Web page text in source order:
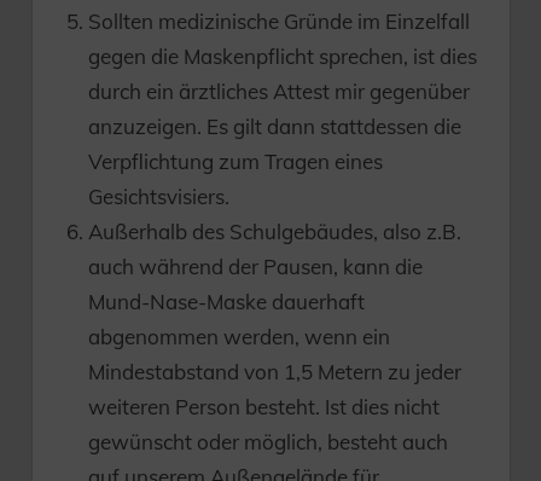
Sollten medizinische Gründe im Einzelfall
gegen die Maskenpflicht sprechen, ist dies
durch ein ärztliches Attest mir gegenüber
anzuzeigen. Es gilt dann stattdessen die
Verpflichtung zum Tragen eines
Gesichtsvisiers.
Außerhalb des Schulgebäudes, also z.B.
auch während der Pausen, kann die
Mund-Nase-Maske dauerhaft
abgenommen werden, wenn ein
Mindestabstand von 1,5 Metern zu jeder
weiteren Person besteht. Ist dies nicht
gewünscht oder möglich, besteht auch